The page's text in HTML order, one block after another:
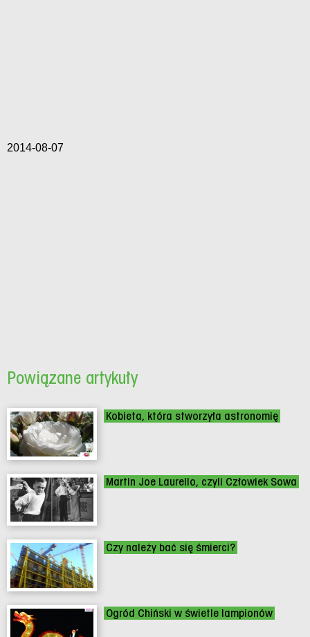
2014-08-07
Powiązane artykuły
Kobieta, która stworzyła astronomię
Martin Joe Laurello, czyli Człowiek Sowa
Czy należy bać się śmierci?
Ogród Chiński w świetle lampionów